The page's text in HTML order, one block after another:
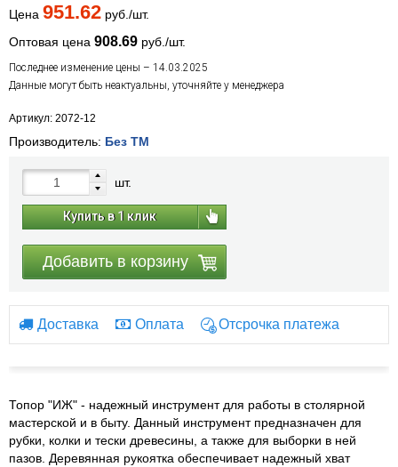
Цена 951.62 руб./шт.
Оптовая цена 908.69 руб./шт.
Последнее изменение цены – 14.03.2025
Данные могут быть неактуальны, уточняйте у менеджера
Артикул: 2072-12
Производитель: Без ТМ
шт.
Купить в 1 клик
Добавить в корзину
Доставка Оплата Отсрочка платежа
Топор "ИЖ" - надежный инструмент для работы в столярной
мастерской и в быту. Данный инструмент предназначен для
рубки, колки и тески древесины, а также для выборки в ней
пазов. Деревянная рукоятка обеспечивает надежный хват